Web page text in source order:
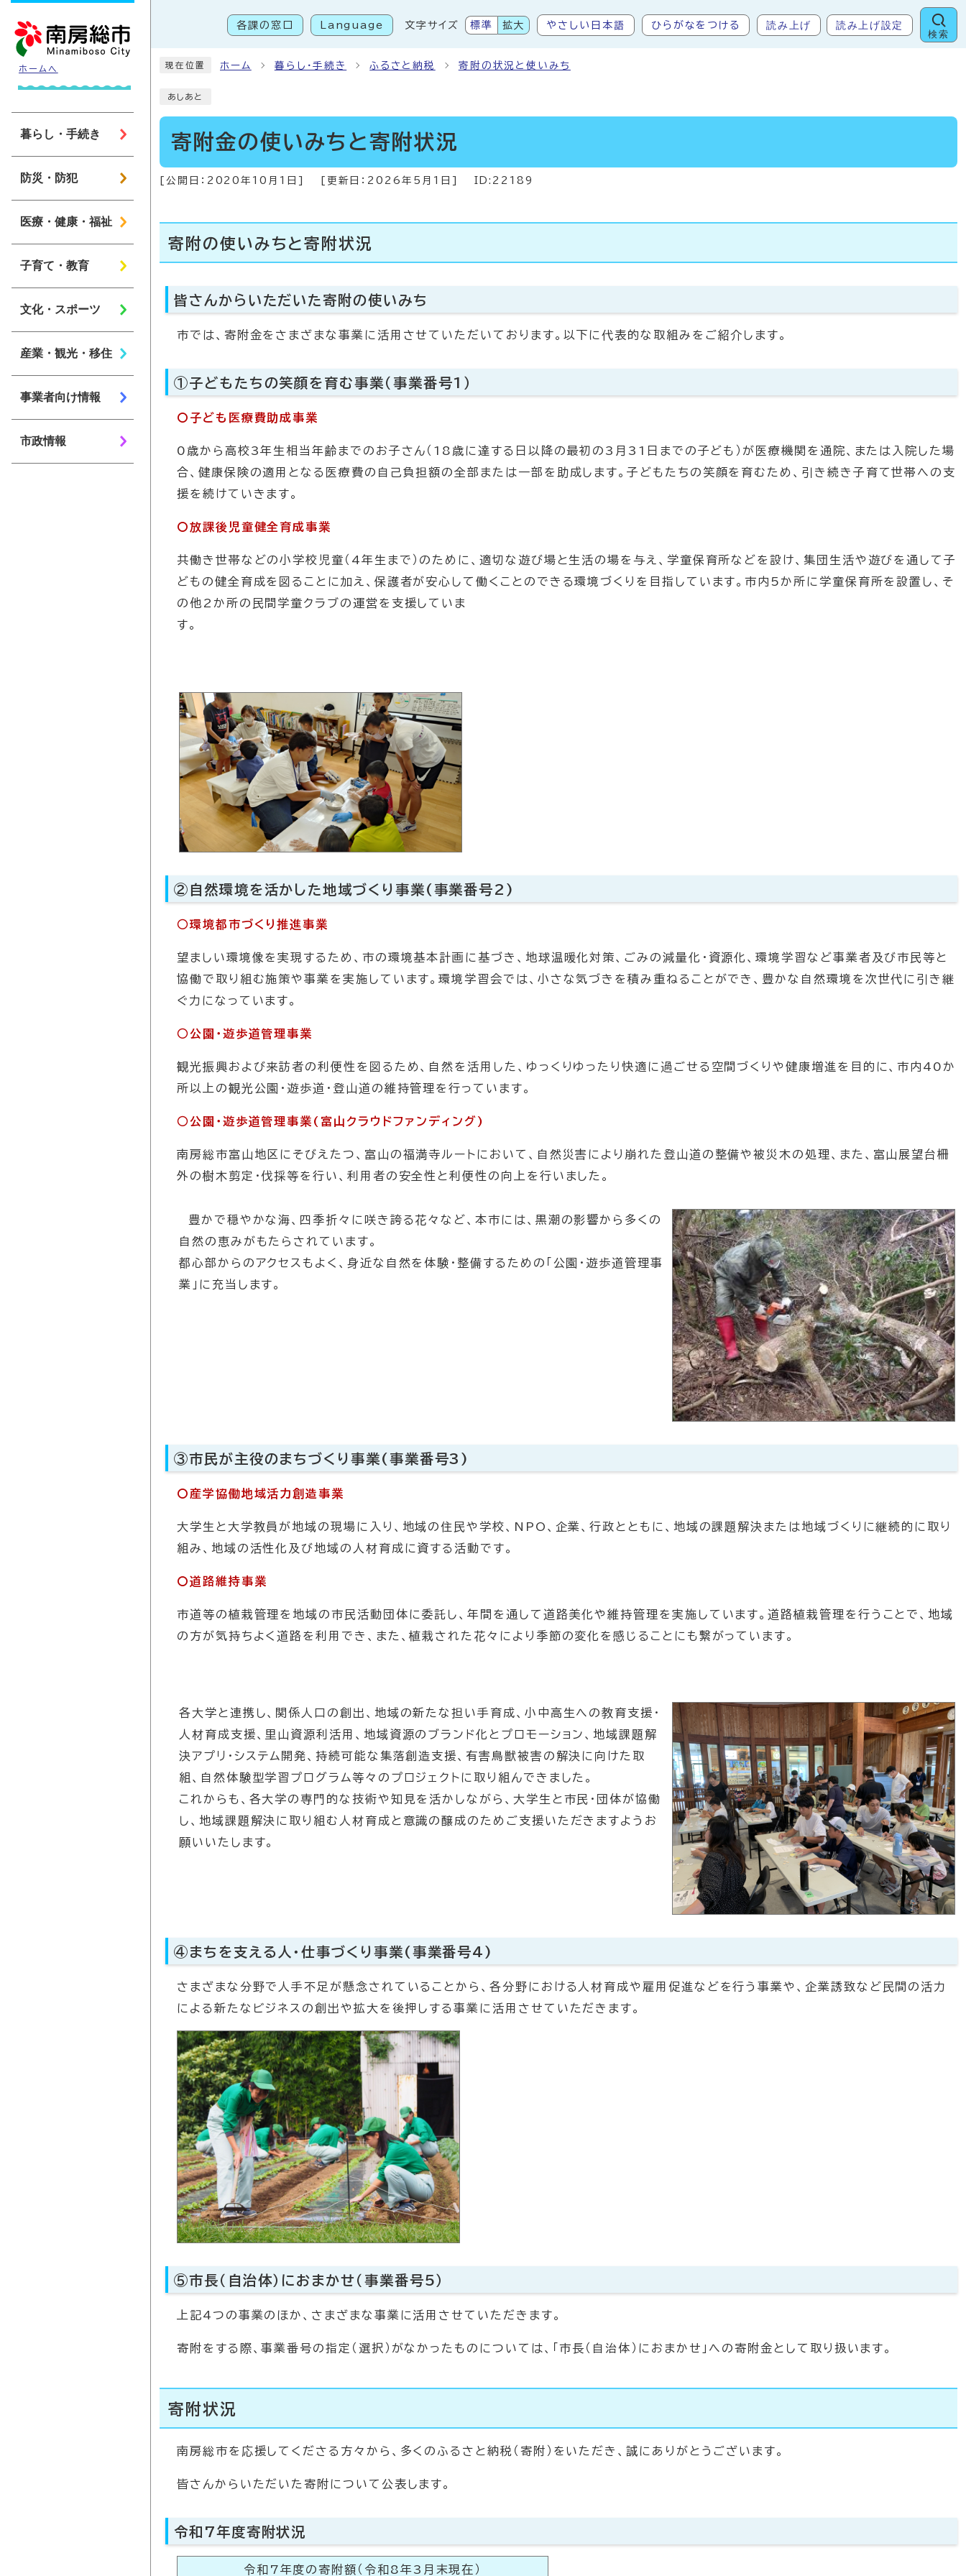
各課の窓口 Language 文字サイズ 標準 拡大 やさしい日本語 ひらがなをつける 読み上げ 読み上げ設定
検索
ホームへ
暮らし・手続き
防災・防犯
医療・健康・福祉
子育て・教育
文化・スポーツ
産業・観光・移住
事業者向け情報
市政情報
現在位置 ホーム 暮らし・手続き ふるさと納税 寄附の状況と使いみち
あしあと
寄附金の使いみちと寄附状況
[公開日： 2020年10月1日 [更新日： 2026年5月1日 ID:22189
寄附の使いみちと寄附状況
皆さんからいただいた寄附の使いみち
市では、寄附金をさまざまな事業に活用させていただいております。以下に代表的な取組みをご紹介します。
①子どもたちの笑顔を育む事業（事業番号1）
〇子ども医療費助成事業
0歳から高校3年生相当年齢までのお子さん（18歳に達する日以降の最初の3月31日までの子ども）が医療機関を通院、または入院した場
合、健康保険の適用となる医療費の自己負担額の全部または一部を助成します。子どもたちの笑顔を育むため、引き続き子育て世帯への支
援を続けていきます。
〇放課後児童健全育成事業
共働き世帯などの小学校児童（4年生まで）のために、適切な遊び場と生活の場を与え、学童保育所などを設け、集団生活や遊びを通して子
どもの健全育成を図ることに加え、保護者が安心して働くことのできる環境づくりを目指しています。市内5か所に学童保育所を設置し、そ
の他2か所の民間学童クラブの運営を支援していま
す。
②自然環境を活かした地域づくり事業(事業番号2)
○環境都市づくり推進事業
望ましい環境像を実現するため、市の環境基本計画に基づき、地球温暖化対策、ごみの減量化・資源化、環境学習など事業者及び市民等と
協働で取り組む施策や事業を実施しています。環境学習会では、小さな気づきを積み重ねることができ、豊かな自然環境を次世代に引き継
ぐ力になっています。
○公園・遊歩道管理事業
観光振興および来訪者の利便性を図るため、自然を活用した、ゆっくりゆったり快適に過ごせる空間づくりや健康増進を目的に、市内40か
所以上の観光公園・遊歩道・登山道の維持管理を行っています。
○公園・遊歩道管理事業(富山クラウドファンディング)
南房総市富山地区にそびえたつ、富山の福満寺ルートにおいて、自然災害により崩れた登山道の整備や被災木の処理、また、富山展望台柵
外の樹木剪定・伐採等を行い、利用者の安全性と利便性の向上を行いました。
豊かで穏やかな海、四季折々に咲き誇る花々など、本市には、黒潮の影響から多くの
自然の恵みがもたらされています。
都心部からのアクセスもよく、身近な自然を体験・整備するための「公園・遊歩道管理事
業」に充当します。
③市民が主役のまちづくり事業(事業番号3)
〇産学協働地域活力創造事業
大学生と大学教員が地域の現場に入り、地域の住民や学校、NPO、企業、行政とともに、地域の課題解決または地域づくりに継続的に取り
組み、地域の活性化及び地域の人材育成に資する活動です。
〇道路維持事業
市道等の植栽管理を地域の市民活動団体に委託し、年間を通して道路美化や維持管理を実施しています。道路植栽管理を行うことで、地域
の方が気持ちよく道路を利用でき、また、植栽された花々により季節の変化を感じることにも繋がっています。
各大学と連携し、関係人口の創出、地域の新たな担い手育成、小中高生への教育支援・
人材育成支援、里山資源利活用、地域資源のブランド化とプロモーション、地域課題解
決アプリ・システム開発、持続可能な集落創造支援、有害鳥獣被害の解決に向けた取
組、自然体験型学習プログラム等々のプロジェクトに取り組んできました。
これからも、各大学の専門的な技術や知見を活かしながら、大学生と市民・団体が協働
し、地域課題解決に取り組む人材育成と意識の醸成のためご支援いただきますようお
願いいたします。
④まちを支える人・仕事づくり事業(事業番号4)
さまざまな分野で人手不足が懸念されていることから、各分野における人材育成や雇用促進などを行う事業や、企業誘致など民間の活力
による新たなビジネスの創出や拡大を後押しする事業に活用させていただきます。
⑤市長（自治体）におまかせ（事業番号5）
上記4つの事業のほか、さまざまな事業に活用させていただきます。
寄附をする際、事業番号の指定（選択）がなかったものについては、「市長（自治体）におまかせ」への寄附金として取り扱います。
寄附状況
南房総市を応援してくださる方々から、多くのふるさと納税（寄附）をいただき、誠にありがとうございます。
皆さんからいただいた寄附について公表します。
令和7年度寄附状況
令和7年度の寄附額（令和8年3月末現在）